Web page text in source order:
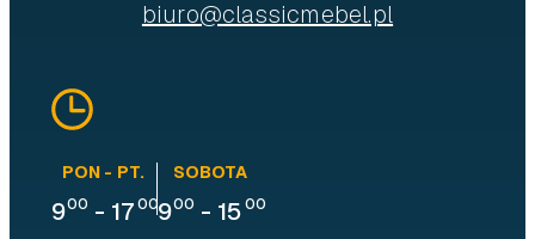
biuro@classicmebel.pl
PON - PT.
900 - 17 00
SOBOTA
900 - 15 00